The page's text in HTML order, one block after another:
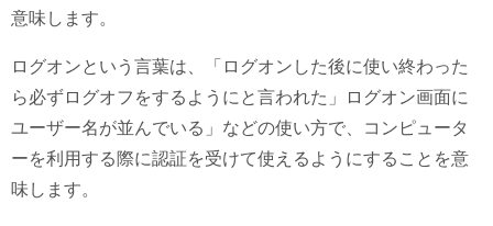
意味します。
ログオンという言葉は、「ログオンした後に使い終わった
ら必ずログオフをするようにと言われた」ログオン画面に
ユーザー名が並んでいる」などの使い方で、コンピュータ
ーを利用する際に認証を受けて使えるようにすることを意
味します。